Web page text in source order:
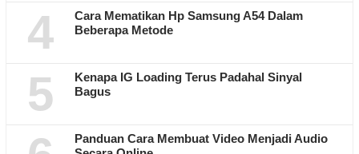
4
Cara Mematikan Hp Samsung A54 Dalam
Beberapa Metode
5
Kenapa IG Loading Terus Padahal Sinyal
Bagus
Panduan Cara Membuat Video Menjadi Audio